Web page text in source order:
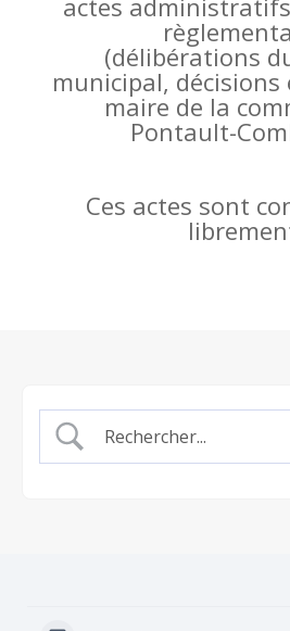
actes
(délibérations
municipal,
maire de la
Pontault-
Ces actes sont